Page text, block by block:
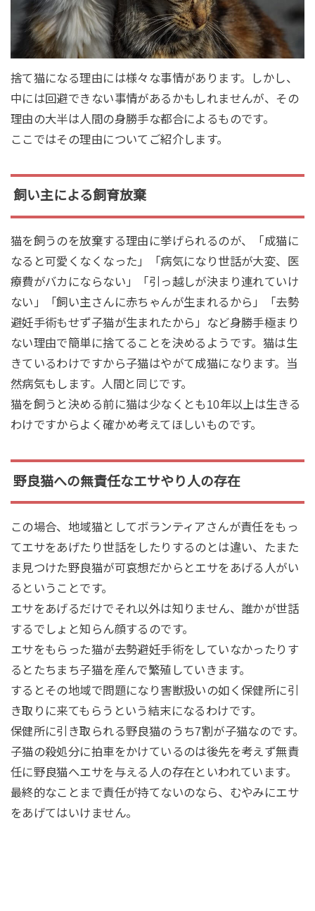
捨て猫になる理由には様々な事情があります。しかし、
中には回避できない事情があるかもしれませんが、その
理由の大半は人間の身勝手な都合によるものです。
ここではその理由についてご紹介します。
飼い主による飼育放棄
猫を飼うのを放棄する理由に挙げられるのが、「成猫に
なると可愛くなくなった」「病気になり世話が大変、医
療費がバカにならない」「引っ越しが決まり連れていけ
ない」「飼い主さんに赤ちゃんが生まれるから」「去勢
避妊手術もせず子猫が生まれたから」など身勝手極まり
ない理由で簡単に捨てることを決めるようです。猫は生
きているわけですから子猫はやがて成猫になります。当
然病気もします。人間と同じです。
猫を飼うと決める前に猫は少なくとも10年以上は生きる
わけですからよく確かめ考えてほしいものです。
野良猫への無責任なエサやり人の存在
この場合、地域猫としてボランティアさんが責任をもっ
てエサをあげたり世話をしたりするのとは違い、たまた
ま見つけた野良猫が可哀想だからとエサをあげる人がい
るということです。
エサをあげるだけでそれ以外は知りません、誰かが世話
するでしょと知らん顔するのです。
エサをもらった猫が去勢避妊手術をしていなかったりす
るとたちまち子猫を産んで繁殖していきます。
するとその地域で問題になり害獣扱いの如く保健所に引
き取りに来てもらうという結末になるわけです。
保健所に引き取られる野良猫のうち7割が子猫なのです。
子猫の殺処分に拍車をかけているのは後先を考えず無責
任に野良猫へエサを与える人の存在といわれています。
最終的なことまで責任が持てないのなら、むやみにエサ
をあげてはいけません。